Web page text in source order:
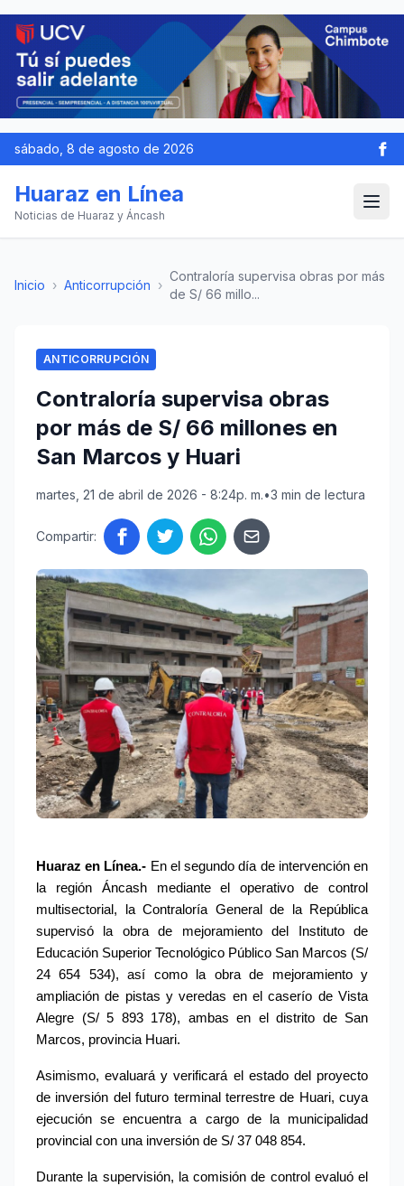
sábado, 8 de agosto de 2026
Huaraz en Línea
Noticias de Huaraz y Áncash
Inicio › Anticorrupción ›
Contraloría supervisa obras por más
de S/ 66 millo...
ANTICORRUPCIÓN
Contraloría supervisa obras
por más de S/ 66 millones en
San Marcos y Huari
martes, 21 de abril de 2026 - 8:24p. m.•3 min de lectura
Compartir:
Huaraz en Línea.- En el segundo día de intervención en
la región Áncash mediante el operativo de control
multisectorial, la Contraloría General de la República
supervisó la obra de mejoramiento del Instituto de
Educación Superior Tecnológico Público San Marcos (S/
24 654 534), así como la obra de mejoramiento y
ampliación de pistas y veredas en el caserío de Vista
Alegre (S/ 5 893 178), ambas en el distrito de San
Marcos, provincia Huari.
Asimismo, evaluará y verificará el estado del proyecto
de inversión del futuro terminal terrestre de Huari, cuya
ejecución se encuentra a cargo de la municipalidad
provincial con una inversión de S/ 37 048 854.
Durante la supervisión, la comisión de control evaluó el